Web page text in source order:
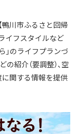
鴨川市ふるさと回帰
イフスタイルなど
」のライフプランづ
紹介（要調整）、空
関する情報を提供